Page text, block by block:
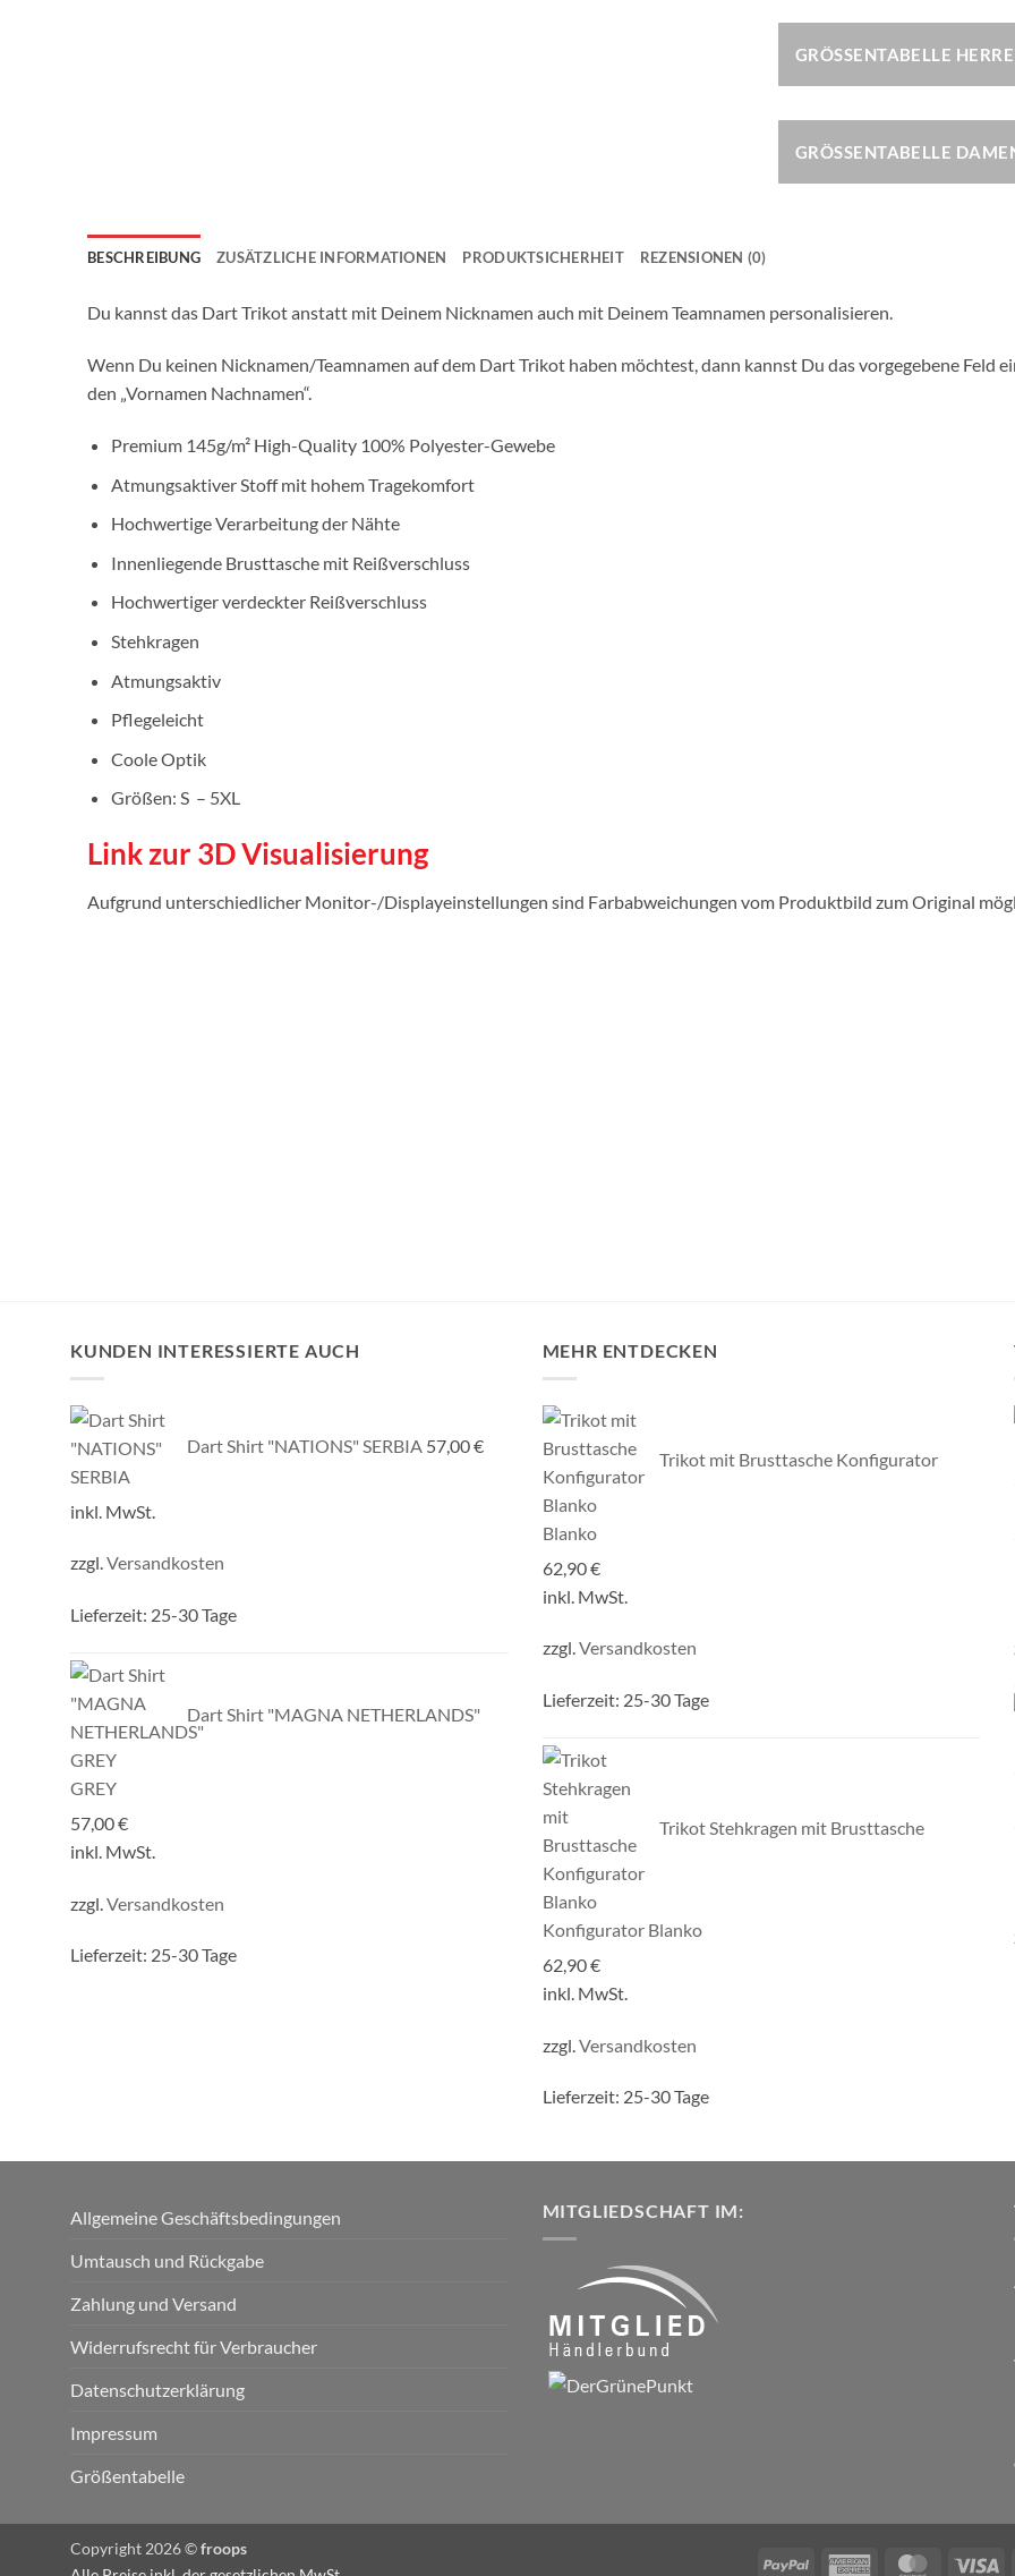
GRÖSSENTABELLE
GRÖSSENTABELLE
BESCHREIBUNG ZUSÄTZLICHE INFORMATIONEN PRODUKTSICHERHEIT REZENSIONEN (0)
Du kannst das Dart Trikot anstatt mit Deinem Nicknamen auch mit Deinem Teamnamen personalisieren.
Wenn Du keinen Nicknamen/Teamnamen auf dem Dart Trikot haben möchtest, dann kannst Du das vorgegebene Feld
den „Vornamen Nachnamen“.
Premium 145g/m² High-Quality 100% Polyester-Gewebe
Atmungsaktiver Stoff mit hohem Tragekomfort
Hochwertige Verarbeitung der Nähte
Innenliegende Brusttasche mit Reißverschluss
Hochwertiger verdeckter Reißverschluss
Stehkragen
Atmungsaktiv
Pflegeleicht
Coole Optik
Größen: S – 5XL
Link zur 3D Visualisierung
Aufgrund unterschiedlicher Monitor-/Displayeinstellungen sind Farbabweichungen vom Produktbild zum Original
KUNDEN INTERESSIERTE AUCH
Dart Shirt "NATIONS" SERBIA 57,00€
inkl. MwSt.
zzgl.Versandkosten
Lieferzeit: 25-30 Tage
Dart Shirt "MAGNA NETHERLANDS"
GREY
57,00€
inkl. MwSt.
zzgl. Versandkosten
Lieferzeit: 25-30 Tage
MEHR ENTDECKEN
Trikot mit Brusttasche Konfigurator
Blanko
62,90€
inkl. MwSt.
zzgl.Versandkosten
Lieferzeit: 25-30 Tage
Trikot Stehkragen mit Brusttasche
Konfigurator Blanko
62,90€
inkl. MwSt.
zzgl. Versandkosten
Lieferzeit: 25-30 Tage
Allgemeine Geschäftsbedingungen
Umtausch und Rückgabe
Zahlung und Versand
Widerrufsrecht für Verbraucher
Datenschutzerklärung
Impressum
Größentabelle
MITGLIEDSCHAFT IM:
PayPal American
Copyright 2026 ©froops